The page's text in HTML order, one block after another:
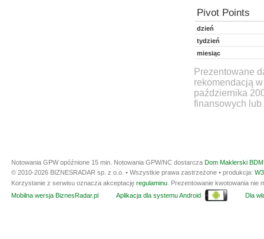
Pivot Points
dzień
tydzień
miesiąc
Prezentowane
rekomendacją
października
finansowych lub
Notowania GPW opóźnione 15 min. Notowania GPW/NC dostarcza Dom Maklerski
© 2010-2026 BIZNESRADAR sp. z o.o. • Wszystkie prawa zastrzeżone • produkcja:
Korzystanie z serwisu oznacza akceptację regulaminu . Prezentowanie kwotowania
Mobilna wersja BiznesRadar.pl
Aplikacja dla systemu Android Dla